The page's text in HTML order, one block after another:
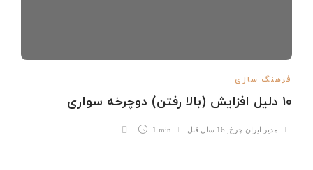
فرهنگ سازی
10 دلیل افزایش (بالا رفتن) دوچرخه سواری
مدیر ایران چرخ 16 سال قبل 1 min